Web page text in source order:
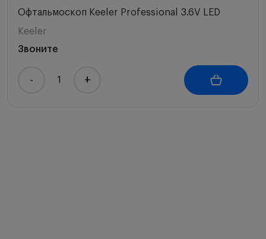
Офтальмоскоп Keeler Professional 3.6V LED
Keeler
Звоните
- +